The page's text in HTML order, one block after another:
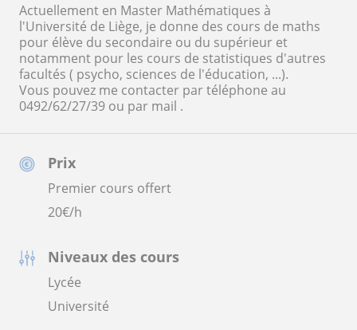
Prix
Premier cours offert
20€/h
Niveaux des cours
Lycée
Université
Actuellement en Master Mathématiques à
l'Université de Liège, je donne des cours de maths
pour élève du secondaire ou du supérieur et
notamment pour les cours de statistiques d'autres
facultés ( psycho, sciences de l'éducation, ...).
Vous pouvez me contacter par téléphone au
0492/62/27/39 ou par mail .